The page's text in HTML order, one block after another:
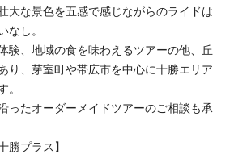
大な景色を五感で感じながらのライドは
なし。
験、地域の食を味わえるツアーの他、丘
り、芽室町や帯広市を中心に十勝エリア
。
ったオーダーメイドツアーのご相談も承
勝プラス】